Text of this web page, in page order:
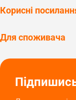
Корисні
Для споживача